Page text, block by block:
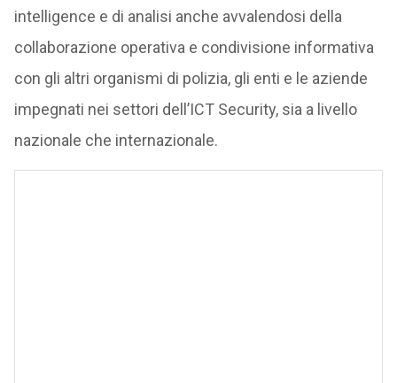
intelligence e di analisi anche avvalendosi della
collaborazione operativa e condivisione informativa
con gli altri organismi di polizia, gli enti e le aziende
impegnati nei settori dell’ICT Security, sia a livello
nazionale che internazionale.